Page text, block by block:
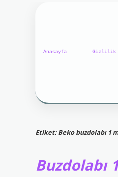
Anasayfa Gizlilik
Etiket:Beko buzdolabı 1
Buzdolabı